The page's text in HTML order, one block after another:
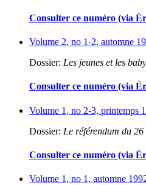
Consulter ce numéro (via
Volume 2, no 1-2, automne
Dossier: Les jeunes et les
Consulter ce numéro (via
Volume 1, no 2-3, printemps
Dossier: Le référendum du
Consulter ce numéro (via
Volume 1, no 1, automne